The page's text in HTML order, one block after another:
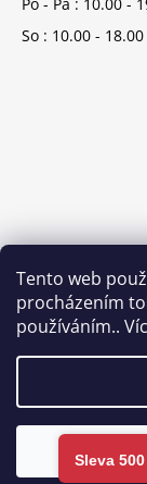
Tento web
procházením
používáním..
So : 10.00 - 18.00
Copyright 2026
Sleva